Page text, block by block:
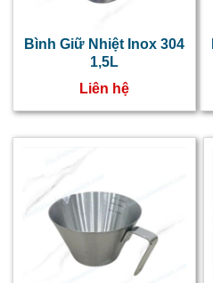
Bình Giữ Nhiệt Inox 304
1,5L
Liên hệ